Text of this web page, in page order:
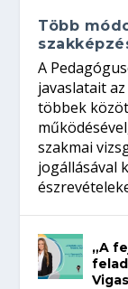
Több
A
javaslatait
többek
szakmai
jogállásával
„A